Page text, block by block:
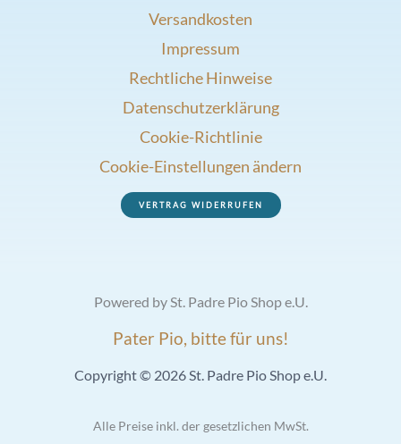
Versandkosten
Impressum
Rechtliche Hinweise
Datenschutzerklärung
Cookie-Richtlinie
Cookie-Einstellungen ändern
VERTRAG WIDERRUFEN
Powered by St. Padre Pio Shop e.U.
Pater Pio, bitte für uns!
Copyright © 2026 St. Padre Pio Shop e.U.
Alle Preise inkl. der gesetzlichen MwSt.